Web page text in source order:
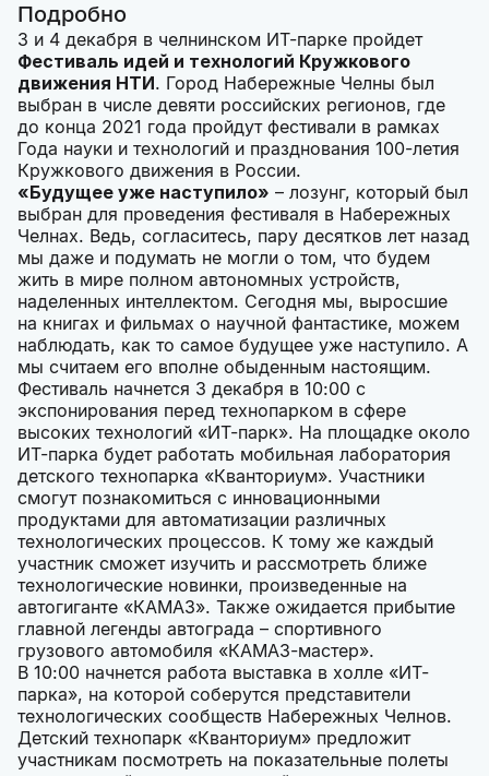
Подробно
3 и 4 декабря в челнинском ИТ-парке пройдет
Фестиваль идей и технологий Кружкового
движения НТИ. Город Набережные Челны был
выбран в числе девяти российских регионов, где
до конца 2021 года пройдут фестивали в рамках
Года науки и технологий и празднования 100-летия
Кружкового движения в России.
«Будущее уже наступило» – лозунг, который был
выбран для проведения фестиваля в Набережных
Челнах. Ведь, согласитесь, пару десятков лет назад
мы даже и подумать не могли о том, что будем
жить в мире полном автономных устройств,
наделенных интеллектом. Сегодня мы, выросшие
на книгах и фильмах о научной фантастике, можем
наблюдать, как то самое будущее уже наступило. А
мы считаем его вполне обыденным настоящим.
Фестиваль начнется 3 декабря в 10:00 с
экспонирования перед технопарком в сфере
высоких технологий «ИТ-парк». На площадке около
ИТ-парка будет работать мобильная лаборатория
детского технопарка «Кванториум». Участники
смогут познакомиться с инновационными
продуктами для автоматизации различных
технологических процессов. К тому же каждый
участник сможет изучить и рассмотреть ближе
технологические новинки, произведенные на
автогиганте «КАМАЗ». Также ожидается прибытие
главной легенды автограда – спортивного
грузового автомобиля «КАМАЗ-мастер».
В 10:00 начнется работа выставка в холле «ИТ-
парка», на которой соберутся представители
технологических сообществ Набережных Челнов.
Детский технопарк «Кванториум» предложит
участникам посмотреть на показательные полеты